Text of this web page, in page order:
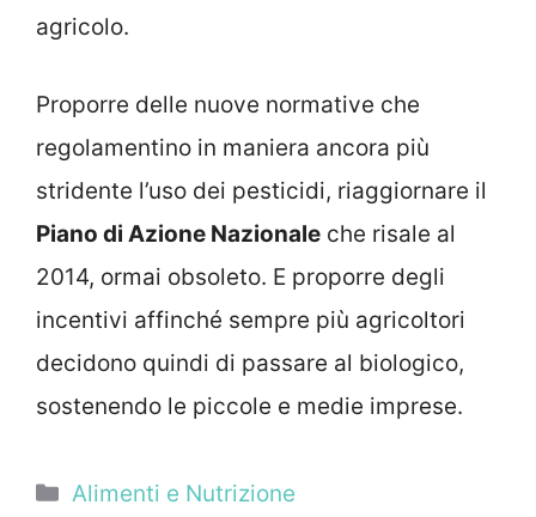
agricolo.
Proporre delle nuove normative che
regolamentino in maniera ancora più
stridente l’uso dei pesticidi, riaggiornare il
Piano di Azione Nazionale che risale al
2014, ormai obsoleto. E proporre degli
incentivi affinché sempre più agricoltori
decidono quindi di passare al biologico,
sostenendo le piccole e medie imprese.
Categorie
Alimenti e Nutrizione